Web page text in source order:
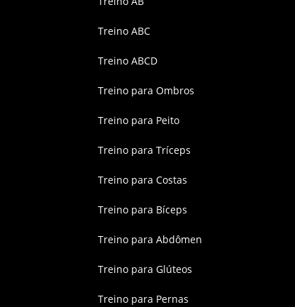
Treino ABC
Treino ABCD
Treino para Ombros
Treino para Peito
Treino para Tríceps
Treino para Costas
Treino para Bíceps
Treino para Abdômen
Treino para Glúteos
Treino para Pernas